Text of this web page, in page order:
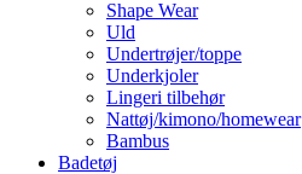
Shape Wear
Uld
Undertrøjer/toppe
Underkjoler
Lingeri tilbehør
Nattøj/kimono/homewear
Bambus
Badetøj